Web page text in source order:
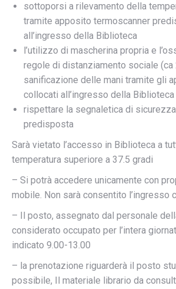
sottoporsi a rilevamento della
tramite apposito termoscanner
all’ingresso della Biblioteca
l’utilizzo di mascherina propria e
regole di distanziamento sociale (ca
sanificazione delle mani tramite gli
collocati all’ingresso della Biblioteca
rispettare la segnaletica di
predisposta
Sarà vietato l’accesso in Biblioteca a
temperatura superiore a 37.5 gradi
– Si potrà accedere unicamente con
mobile. Non sarà consentito l’ingresso
– Il posto, assegnato dal personale
considerato occupato per l’intera
indicato 9.00-13.00
– la prenotazione riguarderà il posto
possibile, Il materiale librario da